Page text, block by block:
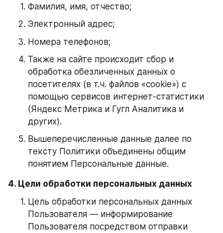
Фамилия, имя, отчество;
Электронный адрес;
Номера телефонов;
Также на сайте происходит сбор и
обработка обезличенных данных о
посетителях (в т.ч. файлов «cookie») с
помощью сервисов интернет-статистики
(Яндекс Метрика и Гугл Аналитика и
других).
Вышеперечисленные данные далее по
тексту Политики объединены общим
понятием Персональные данные.
4. Цели обработки персональных данных
Цель обработки персональных данных
Пользователя — информирование
Пользователя посредством отправки